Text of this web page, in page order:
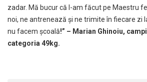
zadar. Mă bucur că l-am făcut pe Maestru
noi, ne antrenează și ne trimite în fiecare zi
nu facem școală!” – Marian Ghinoiu,
categoria 49kg.